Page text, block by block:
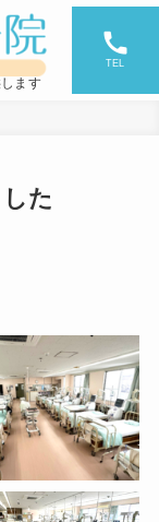
ます
TEL
た